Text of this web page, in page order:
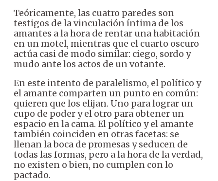
Teóricamente, las cuatro paredes son
testigos de la vinculación íntima de los
amantes a la hora de rentar una habitación
en un motel, mientras que el cuarto oscuro
actúa casi de modo similar: ciego, sordo y
mudo ante los actos de un votante.
En este intento de paralelismo, el político y
el amante comparten un punto en común:
quieren que los elijan. Uno para lograr un
cupo de poder y el otro para obtener un
espacio en la cama. El político y el amante
también coinciden en otras facetas: se
llenan la boca de promesas y seducen de
todas las formas, pero a la hora de la verdad,
no existen o bien, no cumplen con lo
pactado.